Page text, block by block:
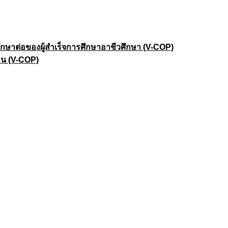
าต่อของผู้สำเร็จการศึกษาอาชีวศึกษา (V-COP)
(V-COP)